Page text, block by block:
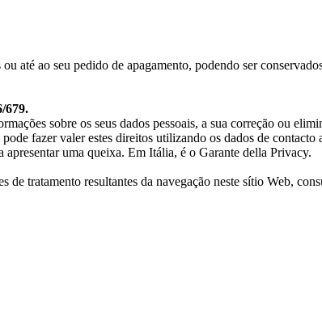
até ao seu pedido de apagamento, podendo ser
679.
sobre os seus dados pessoais, a sua correção ou
fazer valer estes direitos utilizando os dados de contacto
uma queixa. Em Itália, é o Garante della Privacy.
tratamento resultantes da navegação neste sítio Web,